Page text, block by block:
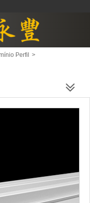
Perfil >